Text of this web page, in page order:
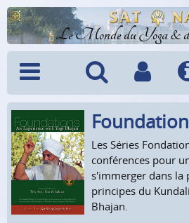
Le Monde du Yoga &
Menu Recherche
Compte
Les Séries
conférences pour
s'immerger dans la
principes du
Bhajan.